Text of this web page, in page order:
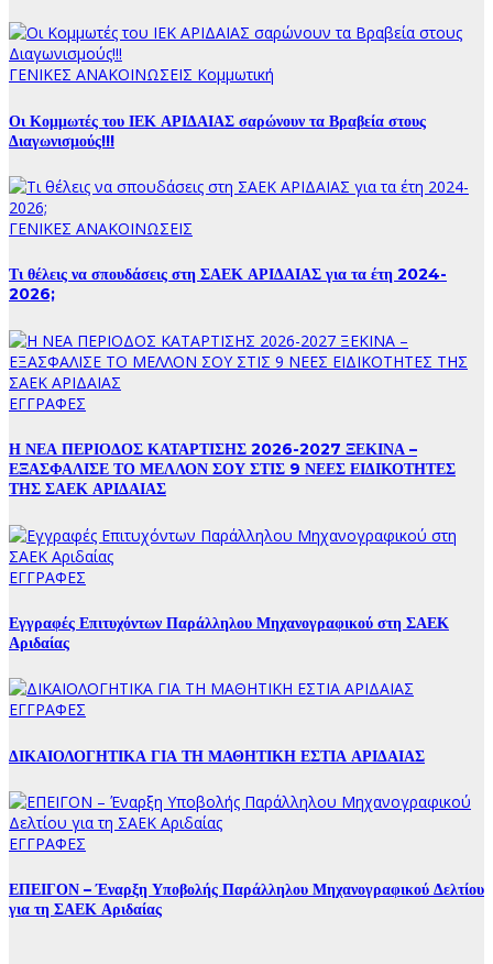
ΓΕΝΙΚΕΣ ΑΝΑΚΟΙΝΩΣΕΙΣ Κομμωτική
Οι Κομμωτές του ΙΕΚ ΑΡΙΔΑΙΑΣ σαρώνουν τα Βραβεία στους
Διαγωνισμούς!!!
ΓΕΝΙΚΕΣ ΑΝΑΚΟΙΝΩΣΕΙΣ
Τι θέλεις να σπουδάσεις στη ΣΑΕΚ ΑΡΙΔΑΙΑΣ για τα έτη 2024-
2026;
ΕΓΓΡΑΦΕΣ
Η ΝΕΑ ΠΕΡΙΟΔΟΣ ΚΑΤΑΡΤΙΣΗΣ 2026-2027 ΞΕΚΙΝΑ –
ΕΞΑΣΦΑΛΙΣΕ ΤΟ ΜΕΛΛΟΝ ΣΟΥ ΣΤΙΣ 9 ΝΕΕΣ ΕΙΔΙΚΟΤΗΤΕΣ
ΤΗΣ ΣΑΕΚ ΑΡΙΔΑΙΑΣ
ΕΓΓΡΑΦΕΣ
Εγγραφές Επιτυχόντων Παράλληλου Μηχανογραφικού στη ΣΑΕΚ
Αριδαίας
ΕΓΓΡΑΦΕΣ
ΔΙΚΑΙΟΛΟΓΗΤΙΚΑ ΓΙΑ ΤΗ ΜΑΘΗΤΙΚΗ ΕΣΤΙΑ ΑΡΙΔΑΙΑΣ
ΕΓΓΡΑΦΕΣ
ΕΠΕΙΓΟΝ – Έναρξη Υποβολής Παράλληλου Μηχανογραφικού Δελτίου
για τη ΣΑΕΚ Αριδαίας